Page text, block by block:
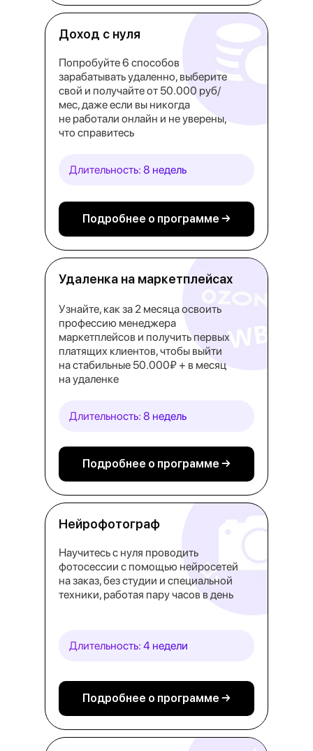
Доход с нуля
Подробнее о программе →
Попробуйте 6 способов
зарабатывать удаленно, выберите
свой и получайте от 50.000 руб/
мес, даже если вы никогда
не работали онлайн и не уверены,
что справитесь
Длительность: 8 недель
Подробнее о программе →
Удаленка на маркетплейсах
Узнайте, как за 2 месяца освоить
профессию менеджера
маркетплейсов и получить первых
платящих клиентов, чтобы выйти
на стабильные 50.000₽ + в месяц
на удаленке
Длительность: 8 недель
Подробнее о программе →
Нейрофотограф
Научитесь с нуля проводить
фотосессии с помощью нейросетей
на заказ, без студии и специальной
техники, работая пару часов в день
Длительность: 4 недели